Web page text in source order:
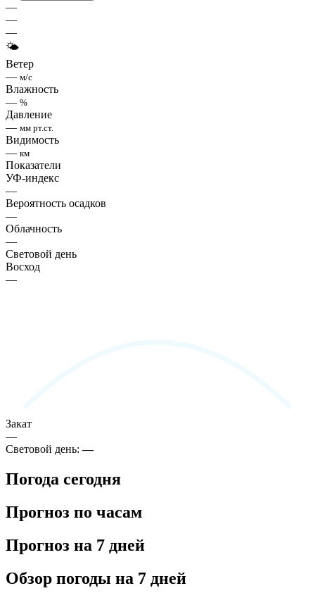
—
—
—
🌤
Ветер
— м/с
Влажность
— %
Давление
— мм рт.ст.
Видимость
— км
Показатели
УФ-индекс
—
Вероятность осадков
—
Облачность
—
Световой день
Восход
—
Закат
—
Световой день:—
Погода сегодня
Прогноз по часам
Прогноз на 7 дней
Обзор погоды на 7 дней